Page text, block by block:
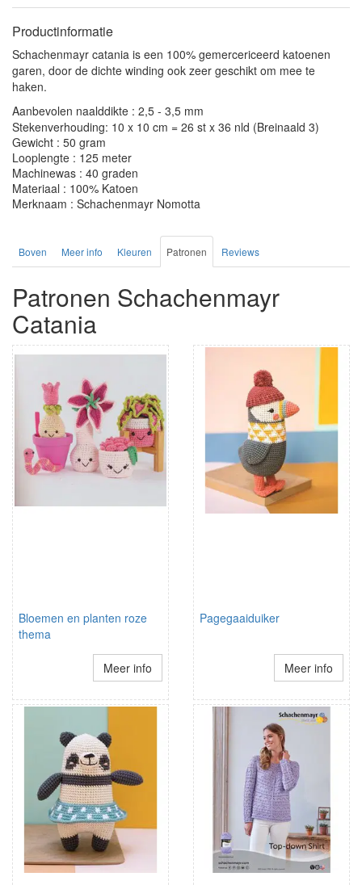
Productinformatie
Schachenmayr catania is een 100% gemercericeerd katoenen
garen, door de dichte winding ook zeer geschikt om mee te
haken.
Aanbevolen naalddikte : 2,5 - 3,5 mm
Stekenverhouding: 10 x 10 cm = 26 st x 36 nld (Breinaald 3)
Gewicht : 50 gram
Looplengte : 125 meter
Machinewas : 40 graden
Materiaal : 100% Katoen
Merknaam : Schachenmayr Nomotta
Boven Meer info Kleuren Patronen Reviews
Patronen Schachenmayr
Catania
Bloemen en planten roze
thema
Meer info
Pagegaaiduiker
Meer info